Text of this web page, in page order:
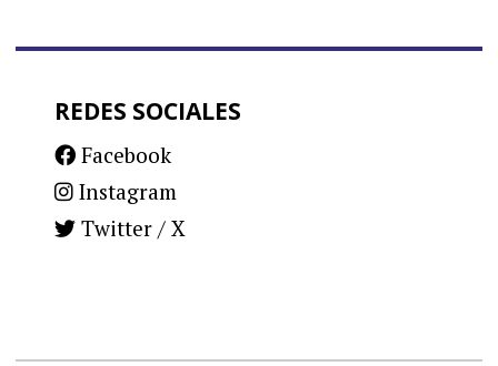
REDES SOCIALES
Facebook
Instagram
Twitter / X